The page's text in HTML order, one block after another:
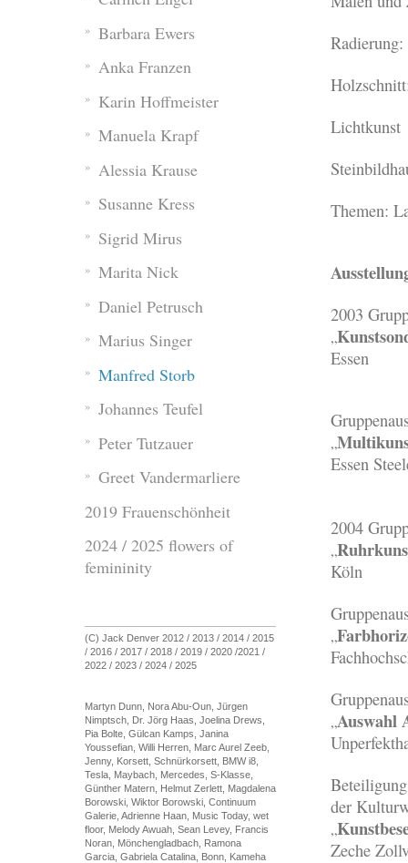
Lichtkunst
Themen:
2003
„
Essen
„
Essen
2004
„
Köln
„
„Auswahl
der
„
Zeche
Barbara Ewers
Anka Franzen
Karin Hoffmeister
Manuela Krapf
Alessia Krause
Susanne Kress
Sigrid Mirus
Marita Nick
Daniel Petrusch
Marius Singer
Manfred Storb
Johannes Teufel
Peter Tutzauer
Greet Vandermarliere
2019 Frauenschönheit
2024 / 2025 flowers of
femininity
(C) Jack Denver 2012 / 2013 / 2014 / 2015
/ 2016 / 2017 / 2018 / 2019 / 2020 /2021 /
2022 / 2023 / 2024 / 2025
Martyn Dunn, Nora Abu-Oun, Jürgen
Nimptsch, Dr. Jörg Haas, Joelina Drews,
Pia Bolte, Gülcan Kamps, Janina
Youssefian, Willi Herren, Marc Aurel Zeeb,
Jenny, Korsett, Schnürkorsett, BMW i8,
Tesla, Maybach, Mercedes, S-Klasse,
Günther Matern, Helmut Zerlett, Magdalena
Borowski, Wiktor Borowski, Continuum
Galerie, Adrienne Haan, Music Today, wet
floor, Melody Awuah, Sean Levey, Francis
Noran, Mönchengladbach, Ramona
Garcia, Gabriela Catalina, Bonn, Kameha